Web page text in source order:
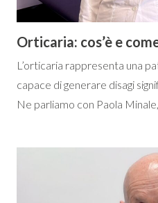
Orticaria: cos’è e
L’orticaria rappresenta una
capace di generare disagi
Ne parliamo con Paola